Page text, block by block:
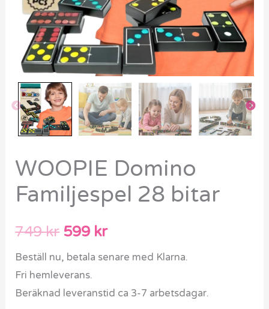
WOOPIE Domino
Familjespel 28 bitar
749kr 599 kr
Beställ nu, betala senare med Klarna.
Fri hemleverans.
Beräknad leveranstid ca 3-7 arbetsdagar.